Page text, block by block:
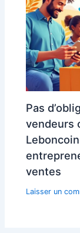
Pas
vendeurs
ventes
Laisser un